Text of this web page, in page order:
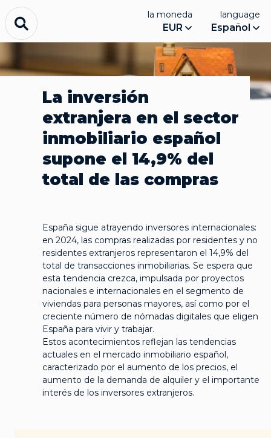
la moneda
EUR
language
Español
La inversión
extranjera en el sector
inmobiliario español
supone el 14,9% del
total de las compras
España sigue atrayendo inversores internacionales:
en 2024, las compras realizadas por residentes y no
residentes extranjeros representaron el 14,9% del
total de transacciones inmobiliarias. Se espera que
esta tendencia crezca, impulsada por proyectos
nacionales e internacionales en el segmento de
viviendas para personas mayores, así como por el
creciente número de nómadas digitales que eligen
España para vivir y trabajar.
Estos acontecimientos reflejan las tendencias
actuales en el mercado inmobiliario español,
caracterizado por el aumento de los precios, el
aumento de la demanda de alquiler y el importante
interés de los inversores extranjeros.